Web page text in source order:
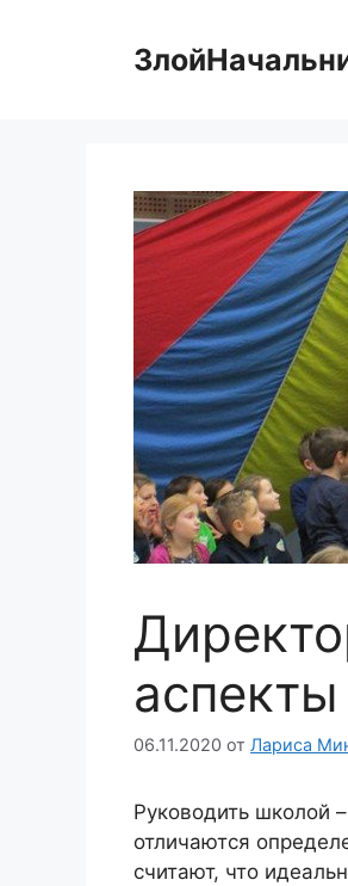
содержимому
06.11.2020 от Лариса
Руководить школой
отличаются
считают, что